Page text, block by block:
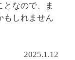
となので、ま
もしれません
2025.1.12